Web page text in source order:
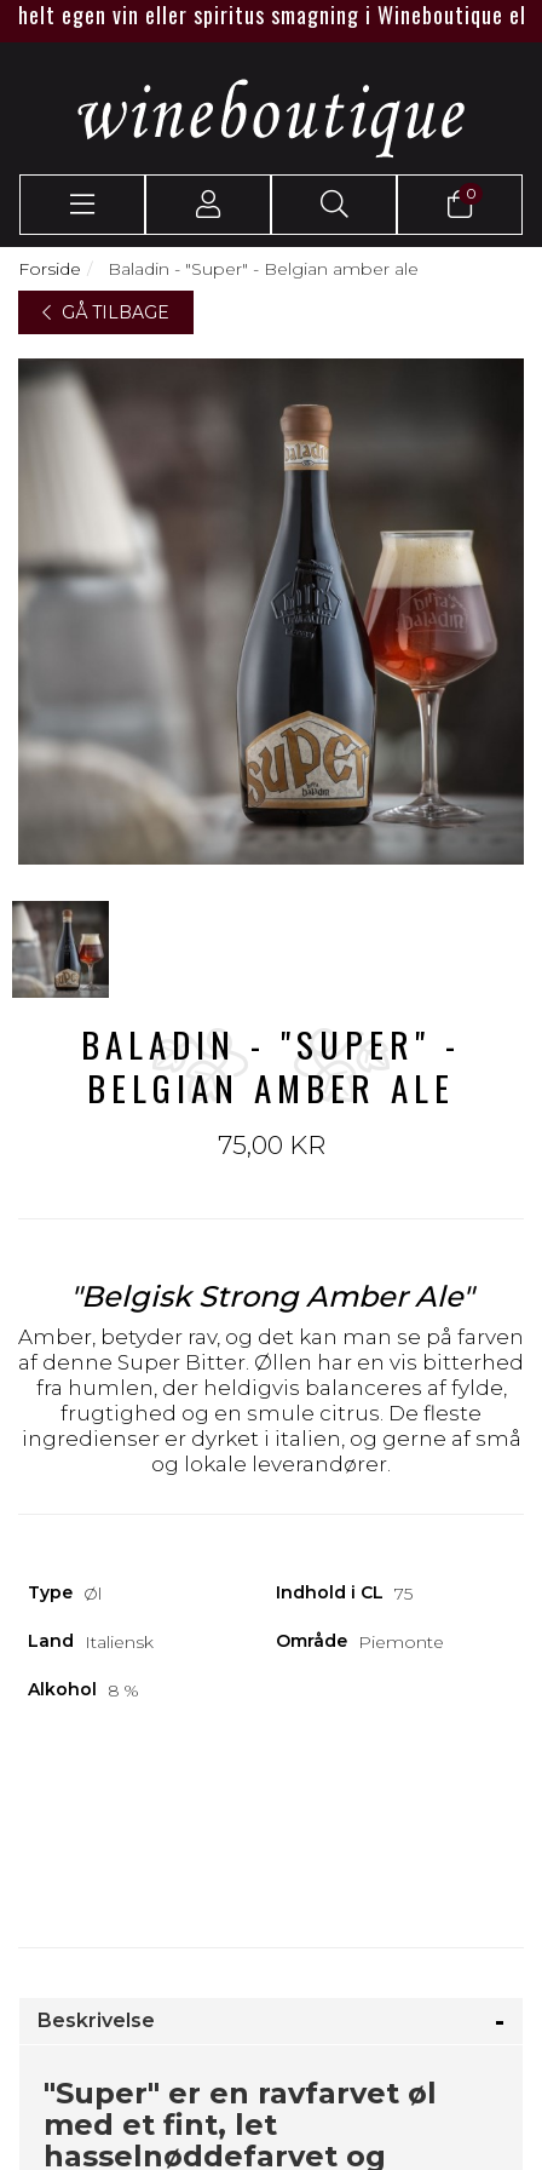
egen vin eller spiritus smagning i Wineboutique eller
0
Forside
Baladin - "Super" - Belgian amber ale
GÅ TILBAGE
BALADIN - "SUPER" -
BELGIAN AMBER ALE
75,00 KR
"Belgisk Strong Amber Ale"
Amber, betyder rav, og det kan man se på farven
af denne Super Bitter. Øllen har en vis bitterhed
fra humlen, der heldigvis balanceres af fylde,
frugtighed og en smule citrus. De fleste
ingredienser er dyrket i italien, og gerne af små
og lokale leverandører.
Type Øl Indhold i CL 75
Land Italiensk Område Piemonte
Alkohol 8 %
Beskrivelse
"Super" er en ravfarvet øl
med et fint, let
hasselnøddefarvet og